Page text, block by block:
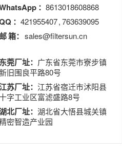
： 8613018608868
： 421955407 , 763639095
邮 箱： sales@filtersun.cn
东莞厂址： 广东省东莞市寮步镇
旧围良平路80号
苏厂址： 江苏省宿迁市沭阳县
字工业区富滤盛路8号
北厂址： 湖北省大悟县城关镇
密智造产业园